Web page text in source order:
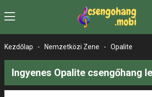
Kezdőlap - Nemzetközi Zene - Opalite
Ingyenes Opalite csengőhang